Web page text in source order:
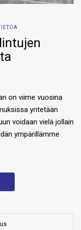
on viime vuosina
yritetään
voidaan vielä jollain
ympärillämme